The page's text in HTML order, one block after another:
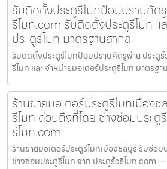
รับติดตั้งประตูรีโมทป้อมปราบศัต
รีโมท.com รับติดตั้งประตูรีโมท แ
ประตูรีโมท มาตรฐานสากล
รับติดตั้งประตูรีโมทป้อมปราบศัตรูพ่าย ประตู
รีโมท และ จำหน่ายมอเตอร์ประตูรีโมท มาตรฐ
ร้านขายมอเตอร์ประตูรีโมทเมือง
รีโมท ด่วนถึงที่โดย ช่างซ่อมประตู
รีโมท.com
ร้านขายมอเตอร์ประตูรีโมทเมืองชลบุรี รับซ่อ
ช่างซ่อมประตูรีโมท จาก ประตูรั้วรีโมท.com